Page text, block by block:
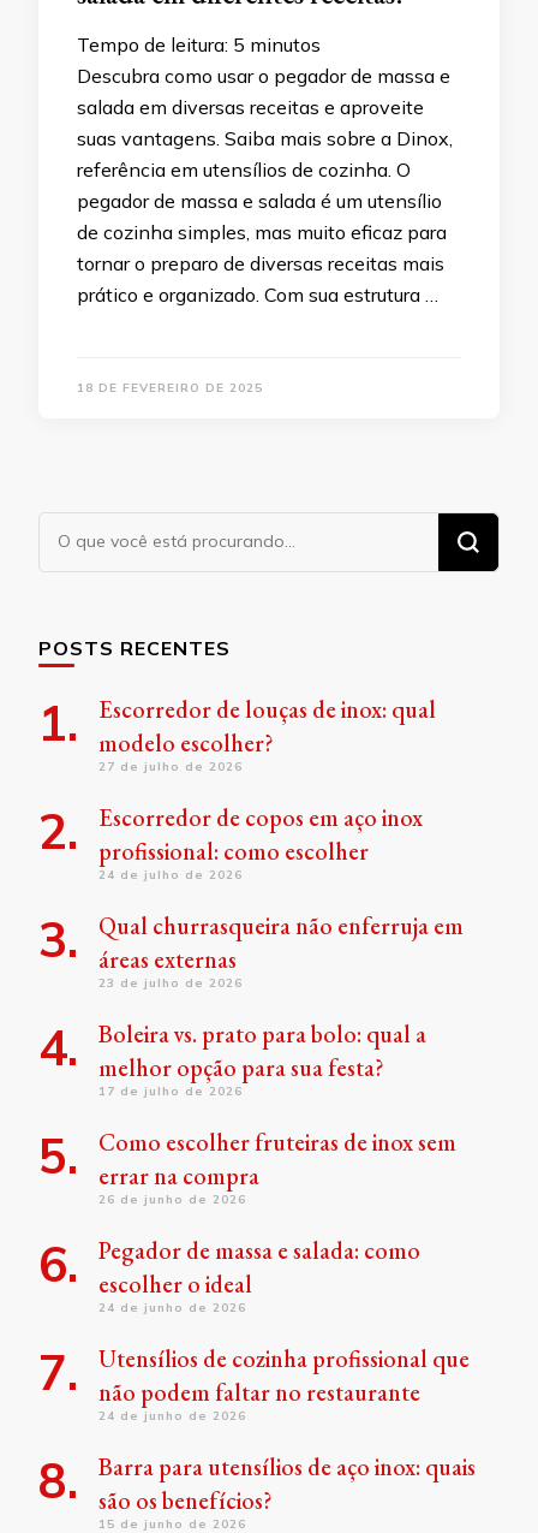
Tempo de leitura: 5 minutos
Descubra como usar o pegador de massa e
salada em diversas receitas e aproveite
suas vantagens. Saiba mais sobre a Dinox,
referência em utensílios de cozinha. O
pegador de massa e salada é um utensílio
de cozinha simples, mas muito eficaz para
tornar o preparo de diversas receitas mais
prático e organizado. Com sua estrutura …
18 DE FEVEREIRO DE 2025
Procurando
algo?
POSTS RECENTES
Escorredor de louças de inox: qual
modelo escolher?
27 de julho de 2026
Escorredor de copos em aço inox
profissional: como escolher
24 de julho de 2026
Qual churrasqueira não enferruja em
áreas externas
23 de julho de 2026
Boleira vs. prato para bolo: qual a
melhor opção para sua festa?
17 de julho de 2026
Como escolher fruteiras de inox sem
errar na compra
26 de junho de 2026
Pegador de massa e salada: como
escolher o ideal
24 de junho de 2026
Utensílios de cozinha profissional que
não podem faltar no restaurante
24 de junho de 2026
Barra para utensílios de aço inox: quais
são os benefícios?
15 de junho de 2026